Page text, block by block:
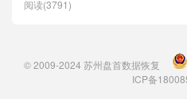
阅读(3791)
© 2009-2024 苏州盘首数据恢复
ICP备